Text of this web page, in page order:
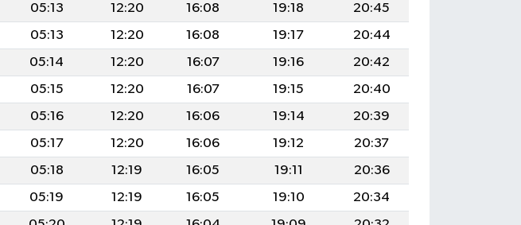
05:13 12:20 16:08 19:18
20:45
05:13 12:20 16:08 19:17
20:44
05:14 12:20 16:07 19:16
20:42
05:15 12:20 16:07 19:15
20:40
05:16 12:20 16:06 19:14
20:39
05:17 12:20 16:06 19:12
20:37
05:18 12:19 16:05 19:11
20:36
05:19 12:19 16:05 19:10
20:34